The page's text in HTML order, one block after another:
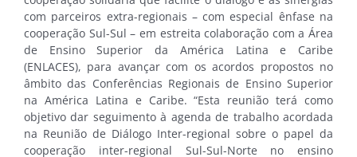
com parceiros extra-regionais – com especial ênfase na
cooperação Sul-Sul – em estreita colaboração com a Área
de Ensino Superior da América Latina e Caribe
(ENLACES), para avançar com os acordos propostos no
âmbito das Conferências Regionais de Ensino Superior
na América Latina e Caribe. “Esta reunião terá como
objetivo dar seguimento à agenda de trabalho acordada
na Reunião de Diálogo Inter-regional sobre o papel da
cooperação inter-regional Sul-Sul-Norte no ensino